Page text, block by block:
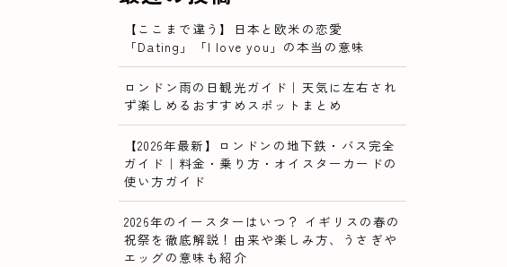
【ここまで違う】日本と欧米の恋愛
「Dating」「I love you」の本当の意味
ロンドン雨の日観光ガイド｜天気に左右され
ず楽しめるおすすめスポットまとめ
【2026年最新】ロンドンの地下鉄・バス完全
ガイド｜料金・乗り方・オイスターカードの
使い方ガイド
2026年のイースターはいつ？ イギリスの春の
祝祭を徹底解説！由来や楽しみ方、うさぎや
エッグの意味も紹介